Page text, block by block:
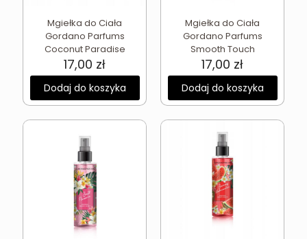
Mgiełka do Ciała
Gordano Parfums
Coconut Paradise
17,00 zł
Dodaj do koszyka
Mgiełka do Ciała
Gordano Parfums
Smooth Touch
17,00 zł
Dodaj do koszyka